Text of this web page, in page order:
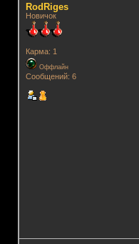
RodRiges
Новичок
Карма: 1
Оффлайн
Сообщений: 6